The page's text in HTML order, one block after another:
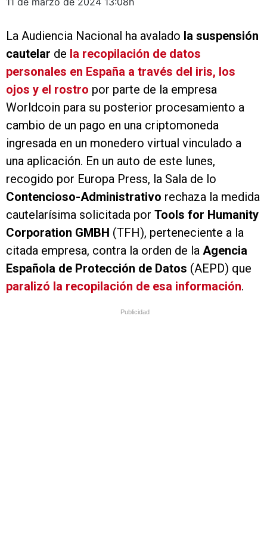
La Audiencia Nacional ha avalado la suspensión
cautelar de la recopilación de datos
personales en España a través del iris, los
ojos y el rostro por parte de la empresa
Worldcoin para su posterior procesamiento a
cambio de un pago en una criptomoneda
ingresada en un monedero virtual vinculado a
una aplicación. En un auto de este lunes,
recogido por Europa Press, la Sala de lo
Contencioso-Administrativo rechaza la medida
cautelarísima solicitada por Tools for Humanity
Corporation GMBH (TFH), perteneciente a la
citada empresa, contra la orden de la Agencia
Española de Protección de Datos (AEPD) que
paralizó la recopilación de esa información.
Publicidad